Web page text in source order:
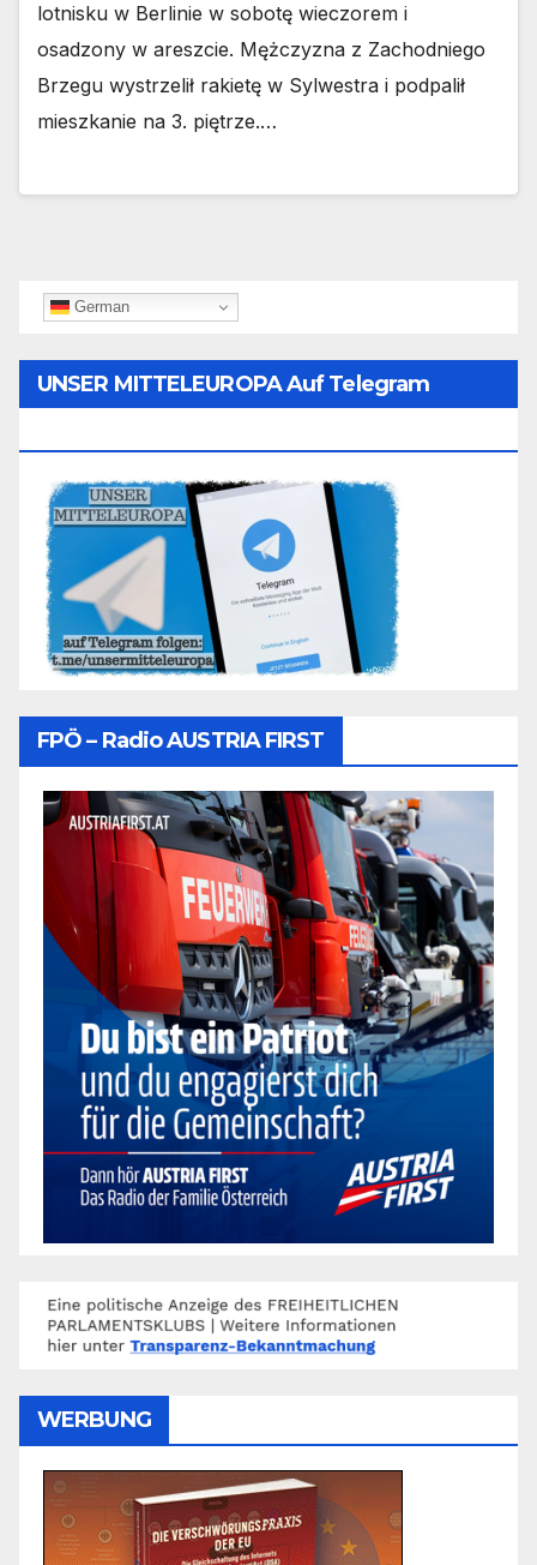
lotnisku w Berlinie w sobotę wieczorem i
osadzony w areszcie. Mężczyzna z Zachodniego
Brzegu wystrzelił rakietę w Sylwestra i podpalił
mieszkanie na 3. piętrze.…
German
UNSER MITTELEUROPA Auf Telegram
FPÖ – Radio AUSTRIA FIRST
WERBUNG